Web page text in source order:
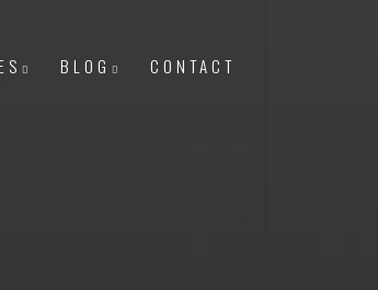
BLOG CONTACT